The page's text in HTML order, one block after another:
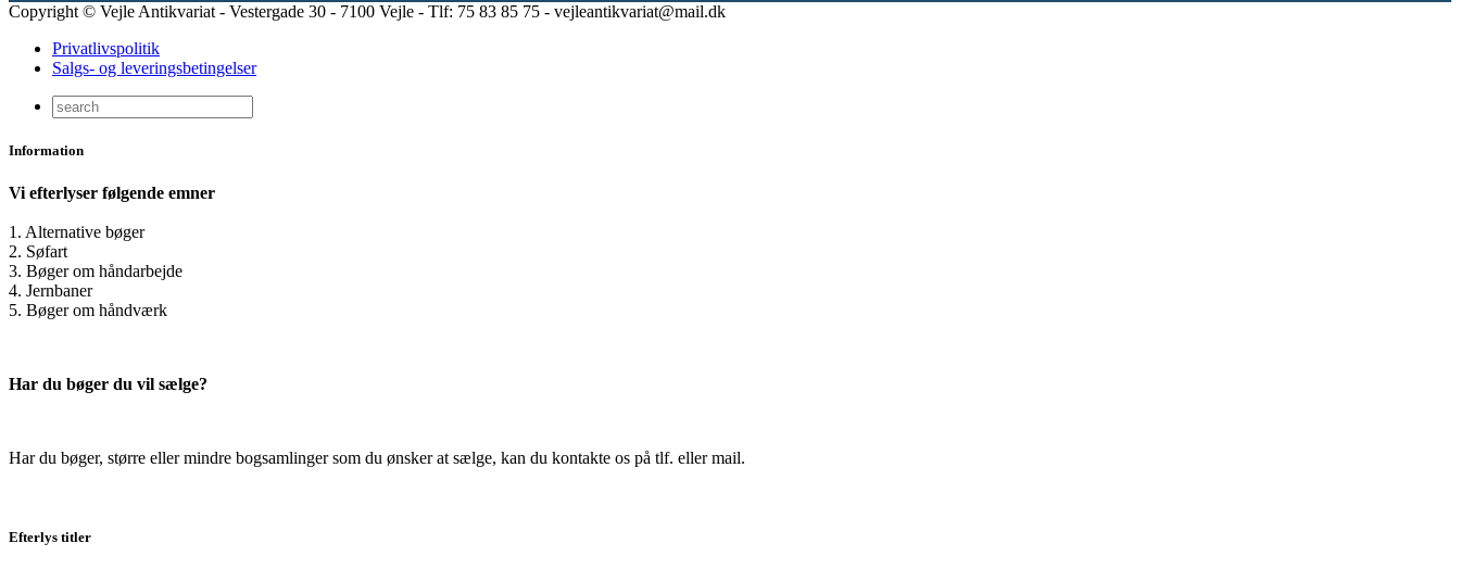
Copyright © Vejle Antikvariat - Vestergade 30 - 7100 Vejle - Tlf: 75 83 85 75 - vejleantikvariat@mail.dk
Privatlivspolitik
Salgs- og leveringsbetingelser
Information
Vi efterlyser følgende emner
1. Alternative bøger
2. Søfart
3. Bøger om håndarbejde
4. Jernbaner
5. Bøger om håndværk
Har du bøger du vil sælge?
Har du bøger, større eller mindre bogsamlinger som du ønsker at sælge, kan du kontakte os på tlf. eller mail.
Efterlys titler